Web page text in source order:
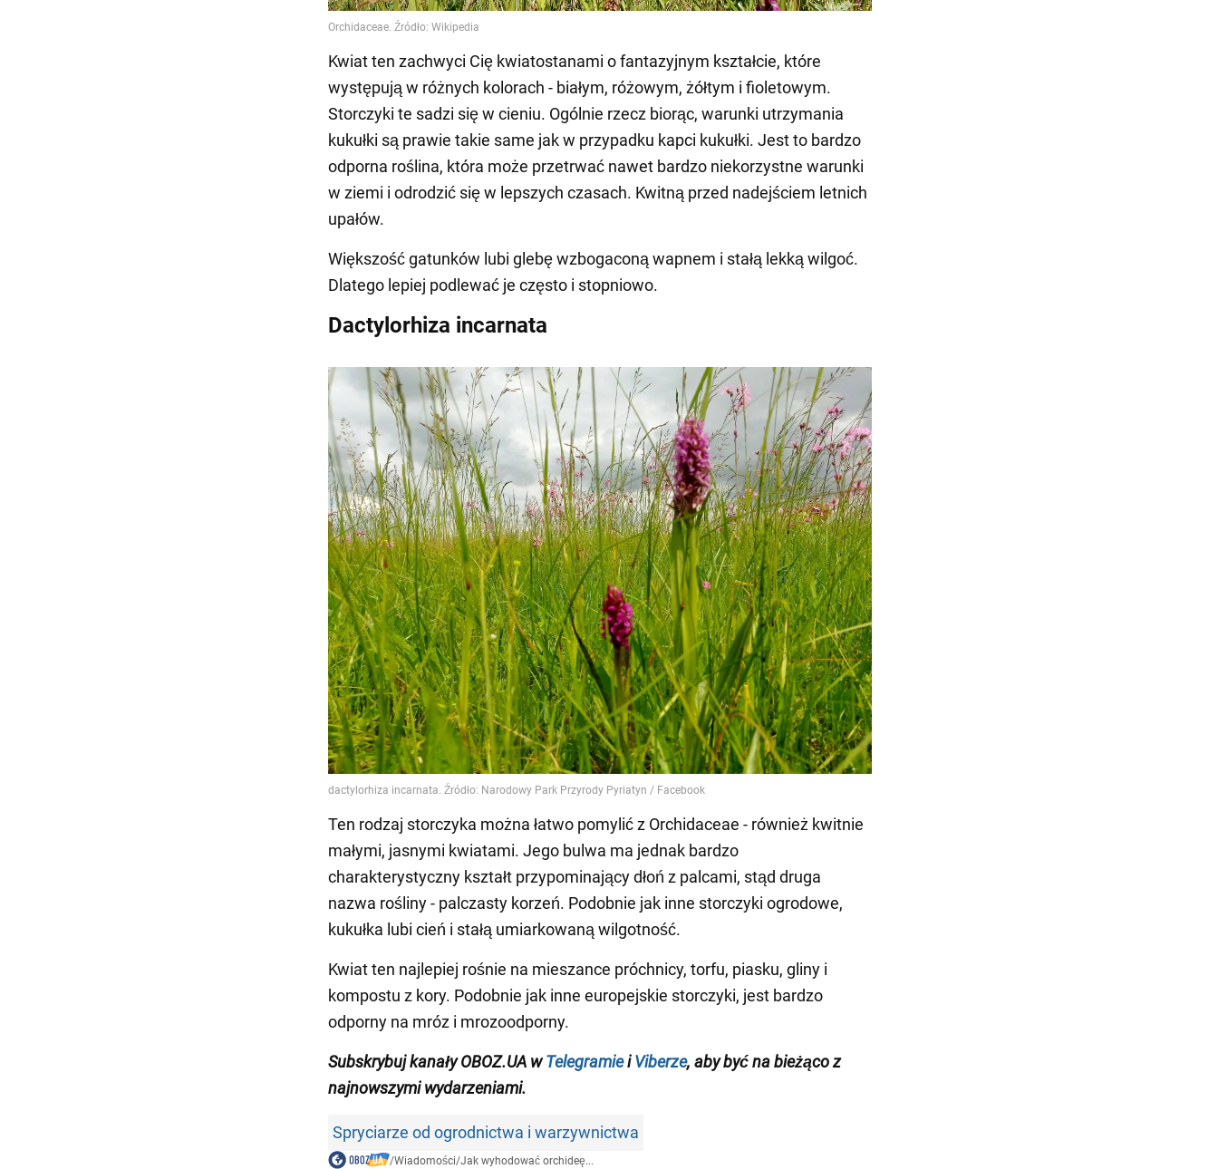
Kwiat ten zachwyci Cię kwiatostanami o fantazyjnym kształcie, które
występują w różnych kolorach - białym, różowym, żółtym i fioletowym.
Storczyki te sadzi się w cieniu. Ogólnie rzecz biorąc, warunki utrzymania
kukułki są prawie takie same jak w przypadku kapci kukułki. Jest to bardzo
odporna roślina, która może przetrwać nawet bardzo niekorzystne warunki
w ziemi i odrodzić się w lepszych czasach. Kwitną przed nadejściem letnich
upałów.
Większość gatunków lubi glebę wzbogaconą wapnem i stałą lekką wilgoć.
Dlatego lepiej podlewać je często i stopniowo.
Dactylorhiza incarnata
Ten rodzaj storczyka można łatwo pomylić z Orchidaceae - również kwitnie
małymi, jasnymi kwiatami. Jego bulwa ma jednak bardzo
charakterystyczny kształt przypominający dłoń z palcami, stąd druga
nazwa rośliny - palczasty korzeń. Podobnie jak inne storczyki ogrodowe,
kukułka lubi cień i stałą umiarkowaną wilgotność.
Kwiat ten najlepiej rośnie na mieszance próchnicy, torfu, piasku, gliny i
kompostu z kory. Podobnie jak inne europejskie storczyki, jest bardzo
odporny na mróz i mrozoodporny.
Subskrybuj kanały OBOZ.UA wTelegramieiViberze, aby być na bieżąco z
najnowszymi wydarzeniami.
Spryciarze od ogrodnictwa i warzywnictwa
/Wiadomości/Jak wyhodować orchideę...